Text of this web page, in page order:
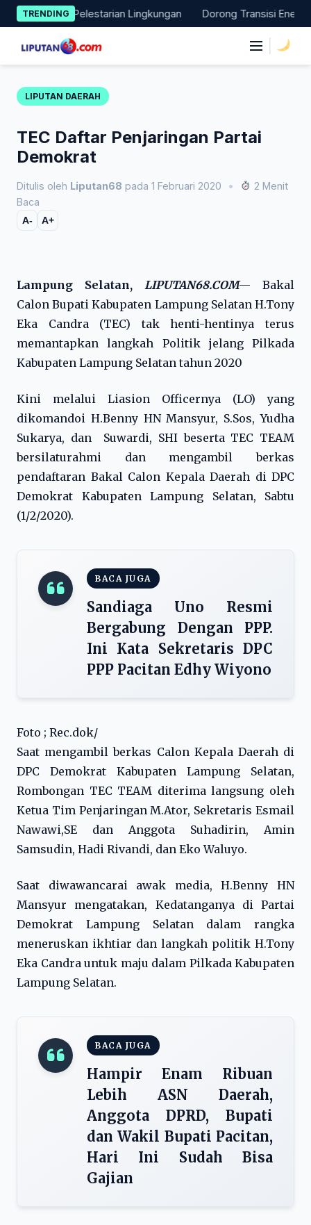
Skip
to
content
TRENDING
Pelestarian Lingkungan Dorong Transisi Energi di NTT,
LIPUTAN DAERAH
TEC Daftar Penjaringan Partai
Demokrat
Ditulis oleh Liputan68 pada 1 Februari 2020 •
2 Menit
Baca
A- A+
Lampung Selatan, LIPUTAN68.COM— Bakal
Calon Bupati Kabupaten Lampung Selatan H.Tony
Eka Candra (TEC) tak henti-hentinya terus
memantapkan langkah Politik jelang Pilkada
Kabupaten Lampung Selatan tahun 2020
Kini melalui Liasion Officernya (LO) yang
dikomandoi H.Benny HN Mansyur, S.Sos, Yudha
Sukarya, dan Suwardi, SHI beserta TEC TEAM
bersilaturahmi dan mengambil berkas
pendaftaran Bakal Calon Kepala Daerah di DPC
Demokrat Kabupaten Lampung Selatan, Sabtu
(1/2/2020).
BACA JUGA
Sandiaga Uno Resmi
Bergabung Dengan PPP.
Ini Kata Sekretaris DPC
PPP Pacitan Edhy Wiyono
Foto ; Rec.dok/
Saat mengambil berkas Calon Kepala Daerah di
DPC Demokrat Kabupaten Lampung Selatan,
Rombongan TEC TEAM diterima langsung oleh
Ketua Tim Penjaringan M.Ator, Sekretaris Esmail
Nawawi,SE dan Anggota Suhadirin, Amin
Samsudin, Hadi Rivandi, dan Eko Waluyo.
Saat diwawancarai awak media, H.Benny HN
Mansyur mengatakan, Kedatanganya di Partai
Demokrat Lampung Selatan dalam rangka
meneruskan ikhtiar dan langkah politik H.Tony
Eka Candra untuk maju dalam Pilkada Kabupaten
Lampung Selatan.
BACA JUGA
Hampir Enam Ribuan
Lebih ASN Daerah,
Anggota DPRD, Bupati
dan Wakil Bupati Pacitan,
Hari Ini Sudah Bisa
Gajian